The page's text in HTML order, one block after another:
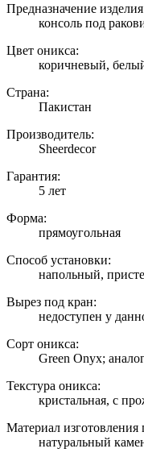
Предназначение
консоль под
Цвет оникса:
коричневый,
Страна:
Пакистан
Производитель:
Sheerdecor
Гарантия:
5 лет
Форма:
прямоугольная
Способ установки:
напольный,
Вырез под кран:
недоступен у
Сорт оникса:
Green Onyx;
Текстура оникса:
кристальная, с
Материал изготовления
натуральный